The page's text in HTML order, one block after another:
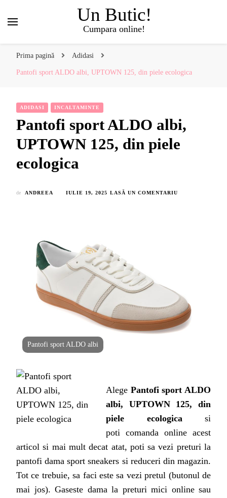
Un Butic!
Cumpara online!
Prima pagină Adidasi
Pantofi sport ALDO albi, UPTOWN 125, din piele ecologica
ADIDASI INCALTAMINTE
Pantofi sport ALDO albi,
UPTOWN 125, din piele
ecologica
de ANDREEA IULIE 19, 2025 LASĂ UN COMENTARIU
Pantofi sport ALDO albi
Alege Pantofi sport ALDO
albi, UPTOWN 125, din
piele ecologicasi
poti comanda online acest
articol si mai mult decat atat, poti sa vezi preturi la
pantofi dama sport sneakers si reduceri din magazin.
Tot ce trebuie, sa faci este sa vezi pretul (butonul de
mai jos). Gaseste dama la preturi mici online sau